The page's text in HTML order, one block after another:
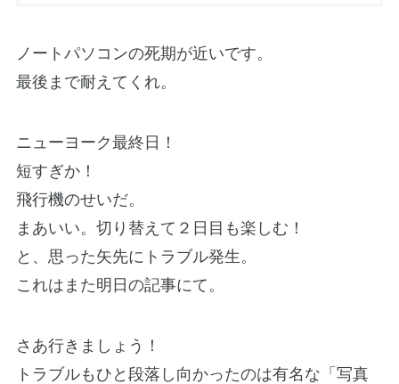
ノートパソコンの死期が近いです。
最後まで耐えてくれ。
ニューヨーク最終日！
短すぎか！
飛行機のせいだ。
まあいい。切り替えて２日目も楽しむ！
と、思った矢先にトラブル発生。
これはまた明日の記事にて。
さあ行きましょう！
トラブルもひと段落し向かったのは有名な「写真